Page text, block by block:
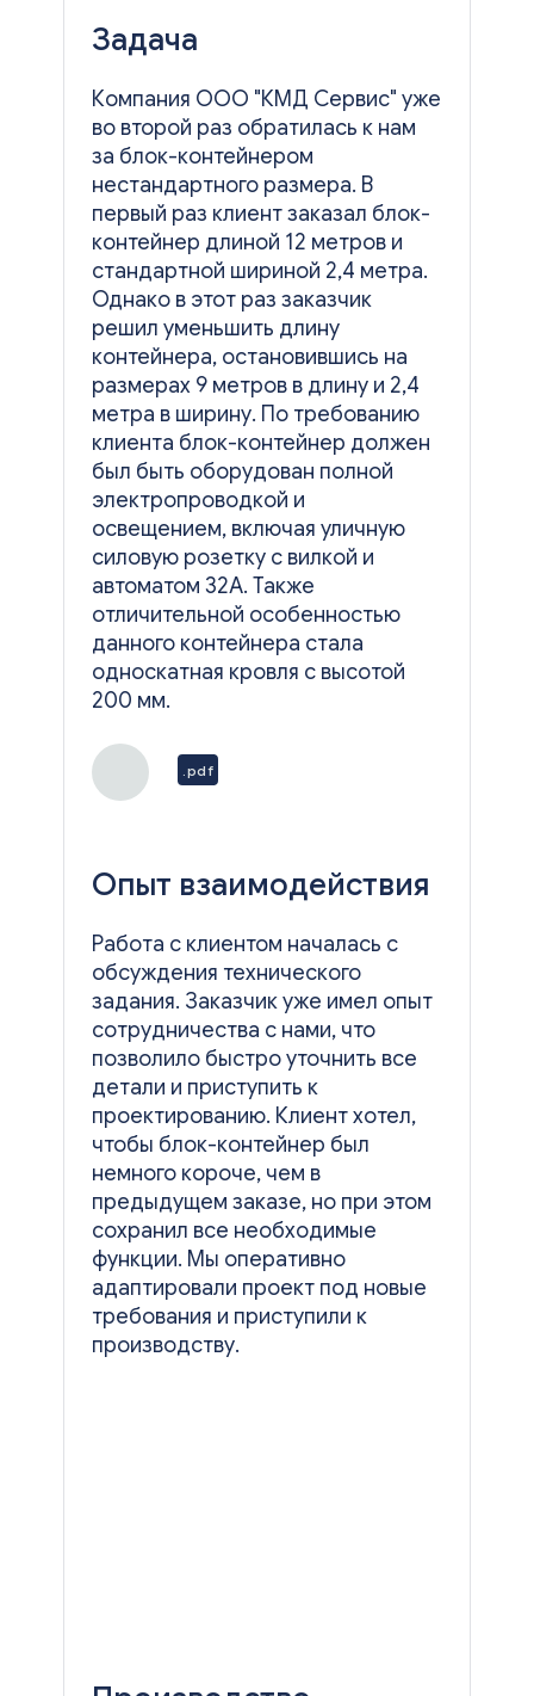
Задача
Компания ООО "КМД Сервис" уже
во второй раз обратилась к нам
за блок-контейнером
нестандартного размера. В
первый раз клиент заказал блок-
контейнер длиной 12 метров и
стандартной шириной 2,4 метра.
Однако в этот раз заказчик
решил уменьшить длину
контейнера, остановившись на
размерах 9 метров в длину и 2,4
метра в ширину. По требованию
клиента блок-контейнер должен
был быть оборудован полной
электропроводкой и
освещением, включая уличную
силовую розетку с вилкой и
автоматом 32А. Также
отличительной особенностью
данного контейнера стала
односкатная кровля с высотой
200 мм.
.pdf
Опыт взаимодействия
Работа с клиентом началась с
обсуждения технического
задания. Заказчик уже имел опыт
сотрудничества с нами, что
позволило быстро уточнить все
детали и приступить к
проектированию. Клиент хотел,
чтобы блок-контейнер был
немного короче, чем в
предыдущем заказе, но при этом
сохранил все необходимые
функции. Мы оперативно
адаптировали проект под новые
требования и приступили к
производству.